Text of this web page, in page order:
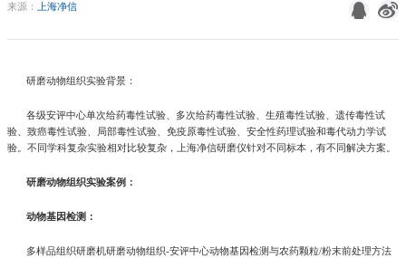
来源： 上海净信
研磨动物组织实验背景：
各级安评中心单次给药毒性试验、多次给药毒性试验、生殖毒性试验、遗传毒性试
验、致癌毒性试验、局部毒性试验、免疫原毒性试验、安全性药理试验和毒代动力学试
验。不同学科复杂实验相对比较复杂，上海净信研磨仪针对不同标本，有不同解决方案。
研磨动物组织实验案例：
动物基因检测：
多样品组织研磨机研磨动物组织-安评中心动物基因检测与农药颗粒/粉末前处理方法